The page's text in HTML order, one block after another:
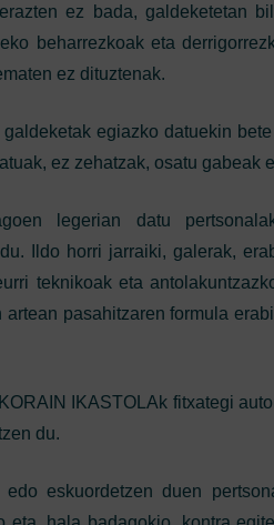
ez bada, galdeketetan
beharrezkoak eta
ez dituztenak.
galdeketak egiazko datuekin
ez zehatzak, osatu gabeak
legerian datu
Ildo horri jarraiki, galerak,
teknikoak eta
artean pasahitzaren formula
IKASTOLAk fitxategi
du.
edo eskuordetzen duen